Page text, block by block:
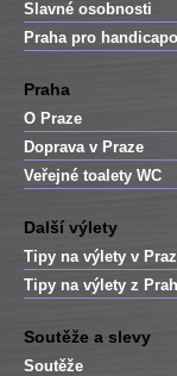
Slavné osobnosti
Praha pro
Praha
O Praze
Doprava v Praze
Veřejné toalety WC
Další výlety
Tipy na výlety v
Tipy na výlety z
Soutěže a slevy
Soutěže